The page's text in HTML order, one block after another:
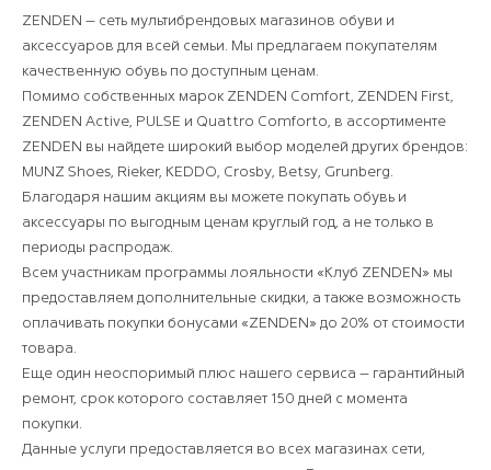
ZENDEN – сеть мультибрендовых магазинов обуви и
аксессуаров для всей семьи. Мы предлагаем покупателям
качественную обувь по доступным ценам.
Помимо собственных марок ZENDEN Comfort, ZENDEN First,
ZENDEN Active, PULSE и Quattro Comforto, в ассортименте
ZENDEN вы найдете широкий выбор моделей других брендов:
MUNZ Shoes, Rieker, KEDDO, Crosby, Betsy, Grunberg.
Благодаря нашим акциям вы можете покупать обувь и
аксессуары по выгодным ценам круглый год, а не только в
периоды распродаж.
Всем участникам программы лояльности «Клуб ZENDEN» мы
предоставляем дополнительные скидки, а также возможность
оплачивать покупки бонусами «ZENDEN» до 20% от стоимости
товара.
Еще один неоспоримый плюс нашего сервиса – гарантийный
ремонт, срок которого составляет 150 дней с момента
покупки.
Данные услуги предоставляется во всех магазинах сети,